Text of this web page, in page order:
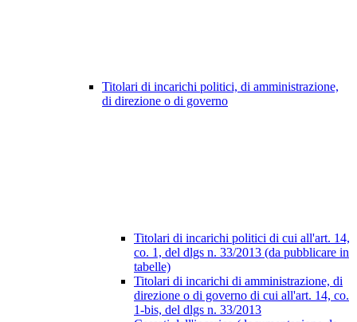
Titolari di incarichi politici, di amministrazione,
di direzione o di governo
Titolari di incarichi politici di cui all'art. 14,
co. 1, del dlgs n. 33/2013 (da pubblicare in
tabelle)
Titolari di incarichi di amministrazione, di
direzione o di governo di cui all'art. 14, co.
1-bis, del dlgs n. 33/2013